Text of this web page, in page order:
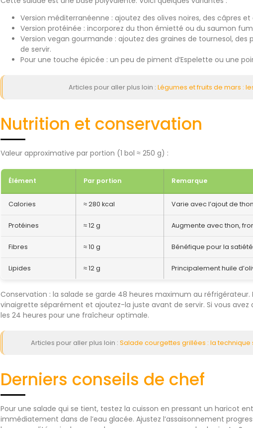
Version méditerranéenne : ajoutez des olives noires, des câpres
Version protéinée : incorporez du thon émietté ou du saumon
Version vegan gourmande : ajoutez des graines de tournesol, des
de servir.
Pour une touche épicée : un peu de piment d’Espelette ou une
Articles pour aller plus loin :Légumes et fruits de mars :
Nutrition et conservation
Valeur approximative par portion (1 bol ≈ 250 g) :
Élément Par portion Remarque
Calories ≈ 280 kcal Varie avec l’ajout de
Protéines ≈ 12 g Augmente avec thon,
Fibres ≈ 10 g Bénéfique pour la satiété
Lipides ≈ 12 g Principalement huile
Conservation : la salade se garde 48 heures maximum au réfrigérateur.
vinaigrette séparément et ajoutez-la juste avant de servir. Si vous
les 24 heures pour une fraîcheur optimale.
Articles pour aller plus loin : Salade courgettes grillées : la
Derniers conseils de chef
Pour une salade qui se tient, testez la cuisson en pressant un haricot
immédiatement dans de l’eau glacée. Ajustez l’assaisonnement